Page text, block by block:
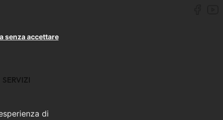
di
senza accettare
SERVIZI